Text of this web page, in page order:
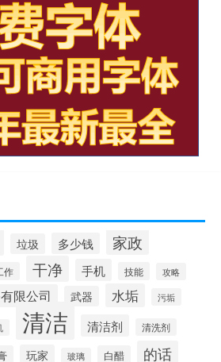
垃圾 多少钱 家政
作 干净 手机 技能 攻略
限公司 武器 水垢 污垢
清洁 清洁剂 清洗剂
玩家 玻璃 白醋 的话